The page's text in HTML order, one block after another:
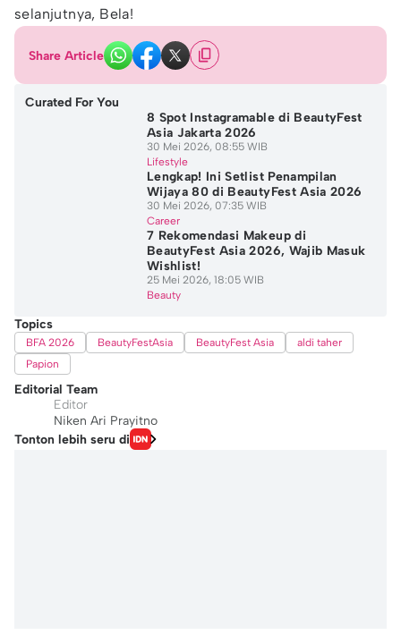
selanjutnya, Bela!
Share Article
Curated For You
8 Spot Instagramable di BeautyFest
Asia Jakarta 2026
30 Mei 2026, 08:55 WIB
Lifestyle
Lengkap! Ini Setlist Penampilan
Wijaya 80 di BeautyFest Asia 2026
30 Mei 2026, 07:35 WIB
Career
7 Rekomendasi Makeup di
BeautyFest Asia 2026, Wajib Masuk
Wishlist!
25 Mei 2026, 18:05 WIB
Beauty
Topics
BFA 2026 BeautyFestAsia BeautyFest Asia
aldi taher
Papion
Editorial Team
Editor
Niken Ari Prayitno
Tonton lebih seru di